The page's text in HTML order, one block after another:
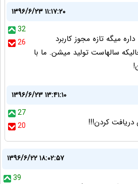
۱۳۹۶/۶/۲۳ ۱۱:۱۷:۲۰
32
26
میگه تازه مجوز کاربرد
سالهاست تولید میشن. ما با
۱۳۹۶/۶/۲۳ ۱۳:۴۱:۱۰
27
20
دریافت کردن!!!
۱۳۹۶/۶/۲۲ ۱۸:۰۲:۵۷
39